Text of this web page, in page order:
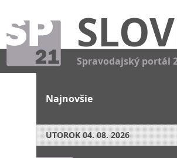
Spravodajský portál
Najnovšie
UTOROK 04. 08. 2026